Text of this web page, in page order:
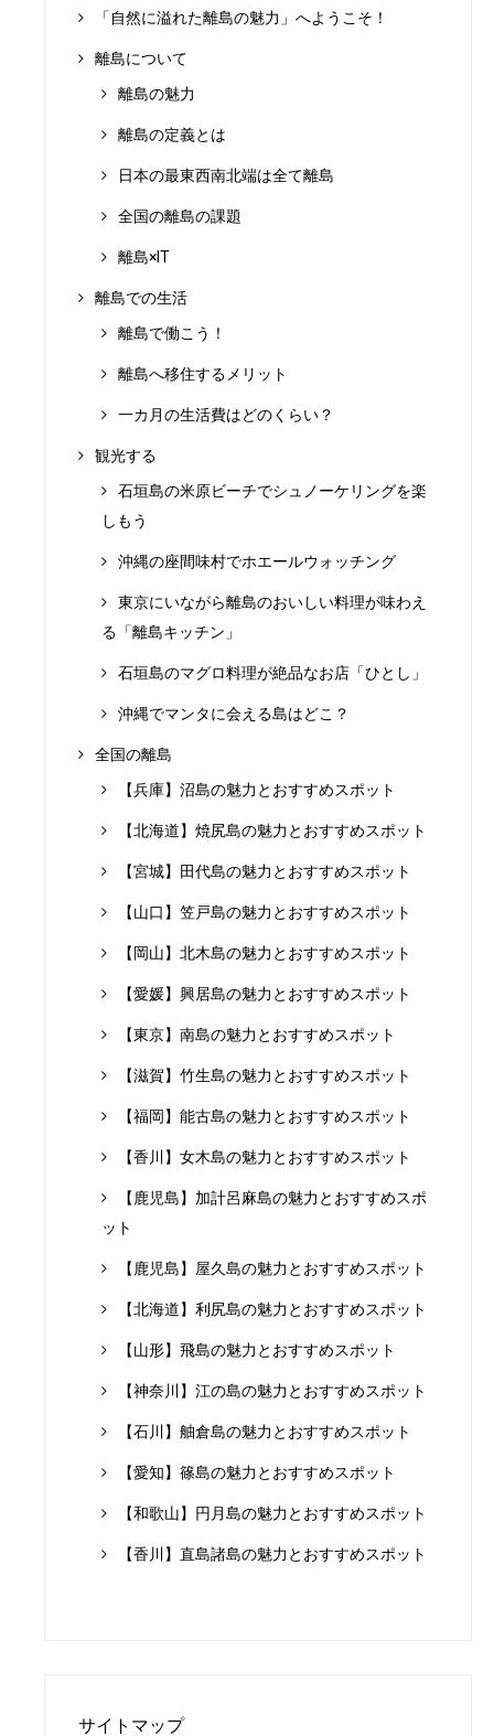
「自然に溢れた離島の魅力」へようこそ！
離島について
離島の魅力
離島の定義とは
日本の最東西南北端は全て離島
全国の離島の課題
離島×IT
離島での生活
離島で働こう！
離島へ移住するメリット
一カ月の生活費はどのくらい？
観光する
石垣島の米原ビーチでシュノーケリングを楽
しもう
沖縄の座間味村でホエールウォッチング
東京にいながら離島のおいしい料理が味わえ
る「離島キッチン」
石垣島のマグロ料理が絶品なお店「ひとし」
沖縄でマンタに会える島はどこ？
全国の離島
【兵庫】沼島の魅力とおすすめスポット
【北海道】焼尻島の魅力とおすすめスポット
【宮城】田代島の魅力とおすすめスポット
【山口】笠戸島の魅力とおすすめスポット
【岡山】北木島の魅力とおすすめスポット
【愛媛】興居島の魅力とおすすめスポット
【東京】南島の魅力とおすすめスポット
【滋賀】竹生島の魅力とおすすめスポット
【福岡】能古島の魅力とおすすめスポット
【香川】女木島の魅力とおすすめスポット
【鹿児島】加計呂麻島の魅力とおすすめスポ
ット
【鹿児島】屋久島の魅力とおすすめスポット
【北海道】利尻島の魅力とおすすめスポット
【山形】飛島の魅力とおすすめスポット
【神奈川】江の島の魅力とおすすめスポット
【石川】舳倉島の魅力とおすすめスポット
【愛知】篠島の魅力とおすすめスポット
【和歌山】円月島の魅力とおすすめスポット
【香川】直島諸島の魅力とおすすめスポット
サイトマップ